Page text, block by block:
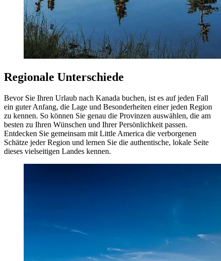
Regionale Unterschiede
Bevor Sie Ihren Urlaub nach Kanada buchen, ist es auf jeden Fall
ein guter Anfang, die Lage und Besonderheiten einer jeden Region
zu kennen. So können Sie genau die Provinzen auswählen, die am
besten zu Ihren Wünschen und Ihrer Persönlichkeit passen.
Entdecken Sie gemeinsam mit Little America die verborgenen
Schätze jeder Region und lernen Sie die authentische, lokale Seite
dieses vielseitigen Landes kennen.